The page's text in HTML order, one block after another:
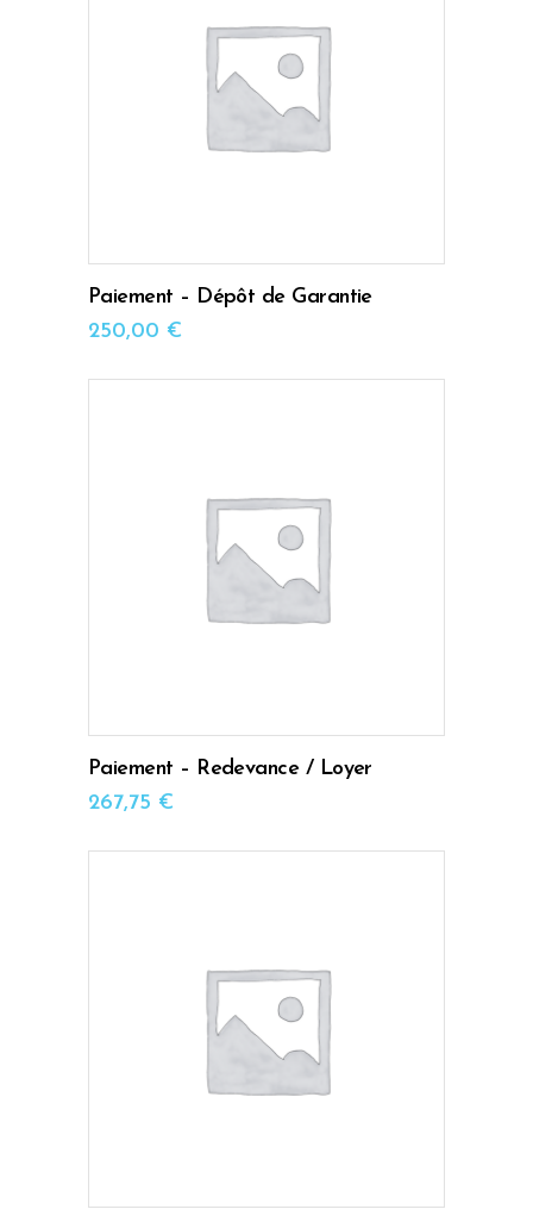
AJOUTER AU PANIER
Paiement – Dépôt de Garantie
250,00 €
AJOUTER AU PANIER
Paiement – Redevance / Loyer
267,75 €
AJOUTER AU PANIER